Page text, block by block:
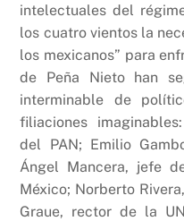
intelectuales del
los cuatro vientos la
los mexicanos” para
de Peña Nieto han
interminable de
filiaciones
del PAN; Emilio
Ángel Mancera, jefe
México; Norberto
Graue, rector de la